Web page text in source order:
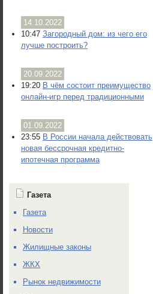
14.10.2022
10:47 Загородный дом: из чего его
лучше построить?
20.09.2022
19:20 В чём состоит преимущество
онлайн-игр перед традиционными
01.09.2022
23:55 В России начала действовать
новая бессрочная кредитно-
ипотечная программа
Газета
Газета
Новости
Жилищные законы
ЖКХ
Рынок недвижимости